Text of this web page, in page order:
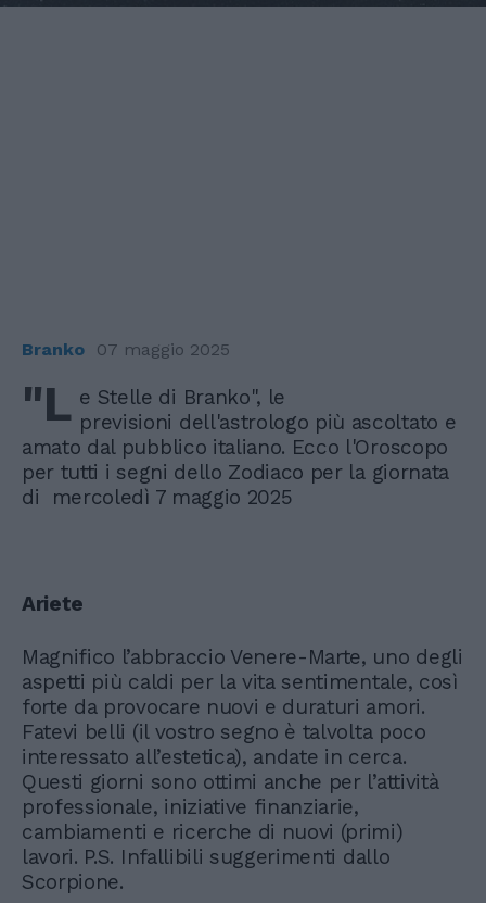
Branko 07 maggio 2025
"L e Stelle di Branko", le
previsioni dell'astrologo più ascoltato e
amato dal pubblico italiano. Ecco l'Oroscopo
per tutti i segni dello Zodiaco per la giornata
di mercoledì 7 maggio 2025
Ariete
Magnifico l’abbraccio Venere-Marte, uno degli
aspetti più caldi per la vita sentimentale, così
forte da provocare nuovi e duraturi amori.
Fatevi belli (il vostro segno è talvolta poco
interessato all’estetica), andate in cerca.
Questi giorni sono ottimi anche per l’attività
professionale, iniziative finanziarie,
cambiamenti e ricerche di nuovi (primi)
lavori. P.S. Infallibili suggerimenti dallo
Scorpione.